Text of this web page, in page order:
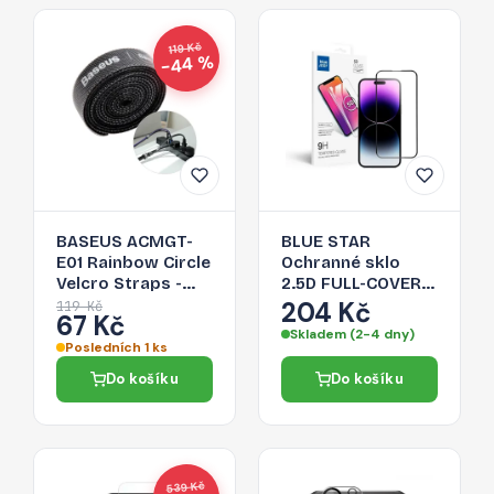
119 Kč
−44 %
BASEUS ACMGT-
E01 Rainbow Circle
Velcro Straps -
páska na suchý zip
pro organizaci
kabelů, 1m, černá
119 Kč
67 Kč
Posledních 1 ks
Do košíku
BLUE STAR
Ochranné sklo
2.5D FULL-COVER
0.3mm pro iPhone
14 Pro, černý
rámeček
204 Kč
Skladem (2-4 dny)
Do košíku
539 Kč